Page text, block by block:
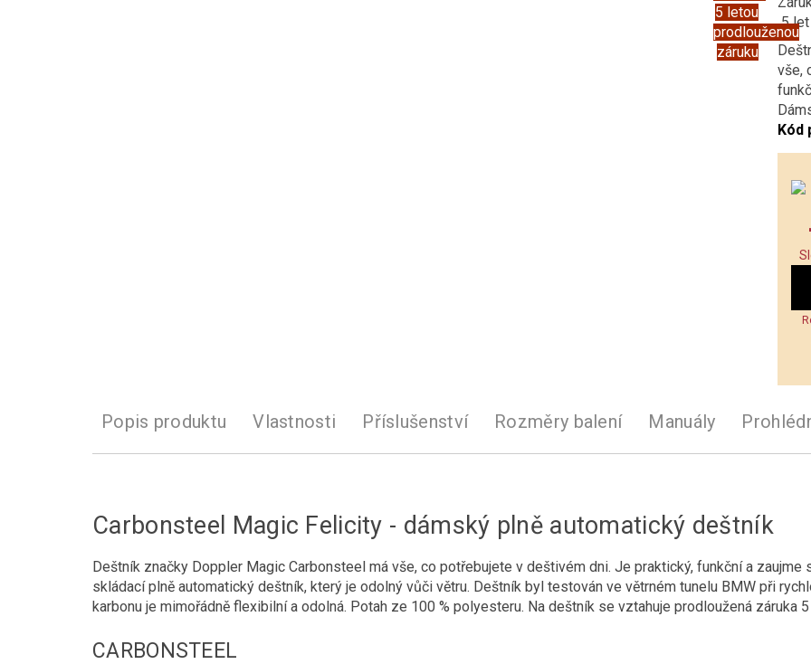
5 letou
prodlouženou
záruku
5 let
vše,
Kód
Popis produktu Vlastnosti Příslušenství Rozměry balení Manuály
Carbonsteel Magic Felicity - dámský plně automatický deštník
Deštník značky Doppler Magic Carbonsteel má vše, co potřebujete v deštivém dni. Je praktický, funkční a
skládací plně automatický deštník, který je odolný vůči větru. Deštník byl testován ve větrném tunelu BMW při
karbonu je mimořádně flexibilní a odolná. Potah ze 100 % polyesteru. Na deštník se vztahuje prodloužená záruka
CARBONSTEEL